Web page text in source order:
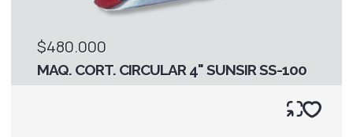
$480.000
MAQ. CORT. CIRCULAR 4" SUNSIR SS-100